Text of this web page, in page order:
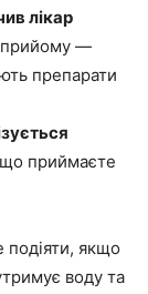
лікар
прийому —
препарати
приймаєте
подіяти, якщо
воду та